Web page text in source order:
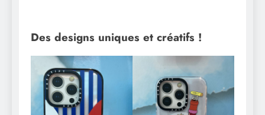
Des designs uniques et créatifs !